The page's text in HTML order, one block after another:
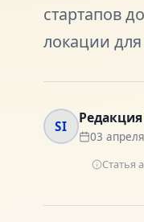
стартапов
локации
SI
03
Статья